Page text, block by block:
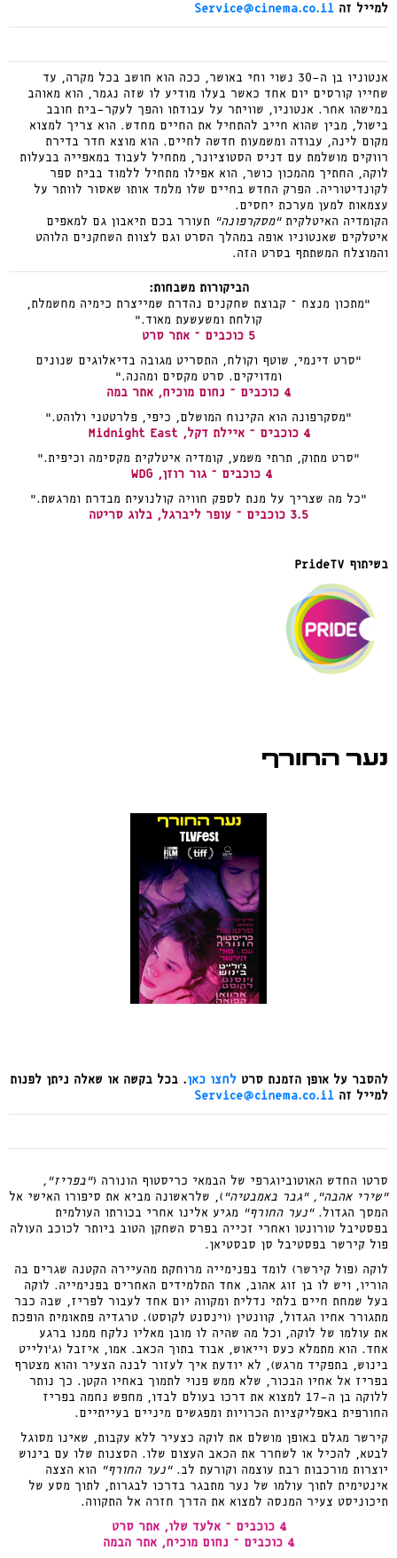
למייל זה Service@cinema.co.il
אנטוניו בן ה-30 נשוי וחי באושר, ככה הוא חושב בכל מקרה, עד
שחייו קורסים יום אחד כאשר בעלו מודיע לו שזה נגמר, הוא מאוהב
במישהו אחר. אנטוניו, שוויתר על עבודתו והפך לעקר-בית חובב
בישול, מבין שהוא חייב להתחיל את החיים מחדש. הוא צריך למצוא
מקום לינה, עבודה ומשמעות חדשה לחיים. הוא מוצא חדר בדירת
רווקים מושלמת עם דניס הסטוציונר, מתחיל לעבוד במאפייה בבעלות
לוקה, החתיך מהמכון כושר, הוא אפילו מתחיל ללמוד בבית ספר
לקונדיטוריה. הפרק החדש בחיים שלו מלמד אותו שאסור לוותר על
עצמאות למען מערכת יחסים.
הקומדיה האיטלקית“מסקרפונה”
תעורר בכם תיאבון גם למאפים
איטלקים שאנטוניו אופה במהלך הסרט וגם לצוות השחקנים הלוהט
והמוצלח המשתתף בסרט הזה.
הביקורות משבחות:
"מתכון מנצח – קבוצת שחקנים נהדרת שמייצרת כימיה מחשמלת,
קולחת ומשעשעת מאוד."
5 כוכבים – אתר סרט
"סרט דינמי, שוטף וקולח, התסריט מגובה בדיאלוגים שנונים
ומדויקים. סרט מקסים ומהנה."
4 כוכבים – נחום מוכיח, אתר במה
"מסקרפונה הוא הקינוח המושלם, כיפי, פלרטטני ולוהט."
4 כוכבים – איילת דקל, Midnight East
"סרט מתוק, תרתי משמע, קומדיה איטלקית מקסימה וכיפית."
4 כוכבים – גור רוזן, WDG
"כל מה שצריך על מנת לספק חוויה קולנועית מבדרת ומרגשת."
3.5 כוכבים – עופר ליברגל, בלוג סריטה
בשיתוף PrideTV
נער החורף
להסבר על אופן הזמנת סרט לחצו כאן. בכל בקשה או שאלה ניתן לפנות
למייל זה Service@cinema.co.il
סרטו החדש האוטוביוגרפי של הבמאי כריסטוף הונורה ("בפריז",
"שירי אהבה", "גבר באמבטיה" ), שלראשונה מביא את סיפורו האישי אל
המסך הגדול."נער החורף"
מגיע אלינו אחרי בכורתו העולמית
בפסטיבל טורונטו ואחרי זכייה בפרס השחקן הטוב ביותר לכוכב העולה
פול קירשר בפסטיבל סן סבסטיאן.
לוקה (פול קירשר) לומד בפנימייה מרוחקת מהעיירה הקטנה שגרים בה
הוריו, ויש לו בן זוג אהוב, אחד התלמידים האחרים בפנימייה. לוקה
בעל שמחת חיים בלתי נדלית ומקווה יום אחד לעבור לפריז, שבה כבר
מתגורר אחיו הגדול, קוונטין (וינסנט לקוסט). טרגדיה פתאומית הופכת
את עולמו של לוקה, וכל מה שהיה לו מובן מאליו נלקח ממנו ברגע
אחד. הוא מתמלא כעס וייאוש, אבוד בתוך הכאב. אמו, איזבל (ג'ולייט
בינוש, בתפקיד מרגש), לא יודעת איך לעזור לבנה הצעיר והוא מצטרף
בפריז אל אחיו הבכור, שלא ממש פנוי לתמוך באחיו הקטן. כך נותר
ללוקה בן ה-17 למצוא את דרכו בעולם לבדו, מחפש נחמה בפריז
החורפית באפליקציות הכרויות ומפגשים מיניים בעייתיים.
קירשר מגלם באופן מושלם את לוקה כצעיר ללא עקבות, שאינו מסוגל
לבטא, להכיל או לשחרר את הכאב העצום שלו. הסצנות שלו עם בינוש
יוצרות מורכבות רבת עוצמה וקורעת לב."נער החורף"
הוא הצצה
אינטימית לתוך עולמו של נער מתבגר בדרכו לבגרות, לתוך מסע של
תיכוניסט צעיר המנסה למצוא את הדרך חזרה אל התקווה.
4 כוכבים – אלעד שלו, אתר סרט
4 כוכבים – נחום מוכיח, אתר הבמה